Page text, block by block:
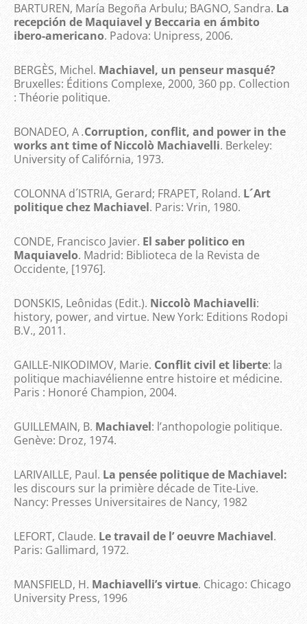
BARTUREN, María Begoña Arbulu; BAGNO, Sandra. La
recepción de Maquiavel y Beccaria en ámbito
ibero-americano. Padova: Unipress, 2006.
BERGÈS, Michel. Machiavel, un penseur masqué?
Bruxelles: Éditions Complexe, 2000, 360 pp. Collection
: Théorie politique.
BONADEO, A.Corruption, conflit, and power in the
works ant time of Niccolò Machiavelli. Berkeley:
University of Califórnia, 1973.
COLONNA d´ISTRIA, Gerard; FRAPET, Roland. L´Art
politique chez Machiavel. Paris: Vrin, 1980.
CONDE, Francisco Javier. El saber politico en
Maquiavelo. Madrid: Biblioteca de la Revista de
Occidente, [1976].
DONSKIS, Leônidas (Edit.). Niccolò Machiavelli:
history, power, and virtue. New York: Editions Rodopi
B.V., 2011.
GAILLE-NIKODIMOV, Marie. Conflit civil et liberte: la
politique machiavélienne entre histoire et médicine.
Paris : Honoré Champion, 2004.
GUILLEMAIN, B. Machiavel: l’anthopologie politique.
Genève: Droz, 1974.
LARIVAILLE, Paul. La pensée politique de Machiavel:
les discours sur la primière décade de Tite-Live.
Nancy: Presses Universitaires de Nancy, 1982
LEFORT, Claude. Le travail de l’ oeuvre Machiavel.
Paris: Gallimard, 1972.
MANSFIELD, H. Machiavelli’s virtue. Chicago: Chicago
University Press, 1996